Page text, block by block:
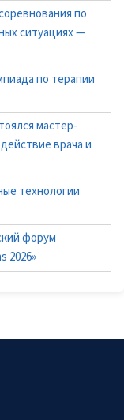
по
ситуациях —
по терапии
мастер-
врача и
технологии
форум
2026»